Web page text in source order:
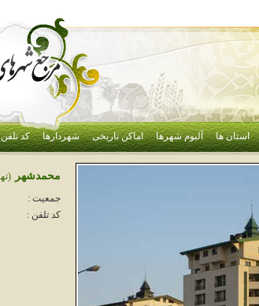
استان ها آلبوم شهرها اماکن تاریخی شهردارها کد
محمدشهر
جمعیت :
کد تلفن :